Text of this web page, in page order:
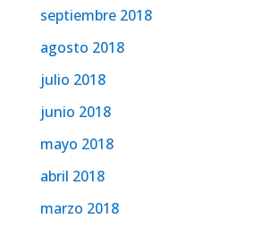
septiembre 2018
agosto 2018
julio 2018
junio 2018
mayo 2018
abril 2018
marzo 2018